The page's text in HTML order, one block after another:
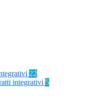
22
integrativi 5